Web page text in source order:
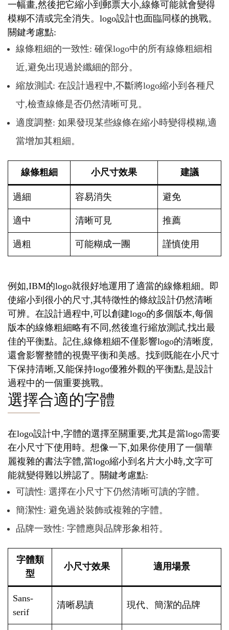
一幅畫,然後把它縮小到郵票大小,線條可能就會變得
模糊不清或完全消失。logo設計也面臨同樣的挑戰。
關鍵考慮點:
線條粗細的一致性: 確保logo中的所有線條粗細相
近,避免出現過於纖細的部分。
縮放測試: 在設計過程中,不斷將logo縮小到各種尺
寸,檢查線條是否仍然清晰可見。
適度調整: 如果發現某些線條在縮小時變得模糊,適
當增加其粗細。
線條粗細 小尺寸效果 建議
過細 容易消失 避免
適中 清晰可見 推薦
過粗 可能糊成一團 謹慎使用
例如,IBM的logo就很好地運用了適當的線條粗細。即
使縮小到很小的尺寸,其特徵性的條紋設計仍然清晰
可辨。在設計過程中,可以創建logo的多個版本,每個
版本的線條粗細略有不同,然後進行縮放測試,找出最
佳的平衡點。記住,線條粗細不僅影響logo的清晰度,
還會影響整體的視覺平衡和美感。找到既能在小尺寸
下保持清晰,又能保持logo優雅外觀的平衡點,是設計
過程中的一個重要挑戰。
選擇合適的字體
在logo設計中,字體的選擇至關重要,尤其是當logo需要
在小尺寸下使用時。想像一下,如果你使用了一個華
麗複雜的書法字體,當logo縮小到名片大小時,文字可
能就變得難以辨認了。關鍵考慮點:
可讀性: 選擇在小尺寸下仍然清晰可讀的字體。
簡潔性: 避免過於裝飾或複雜的字體。
品牌一致性: 字體應與品牌形象相符。
字體類
型
小尺寸效果 適用場景
Sans-
serif
清晰易讀 現代、簡潔的品牌